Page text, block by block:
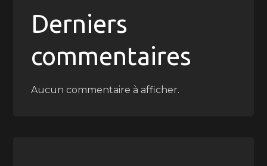
Derniers
commentaires
Aucun commentaire à afficher.